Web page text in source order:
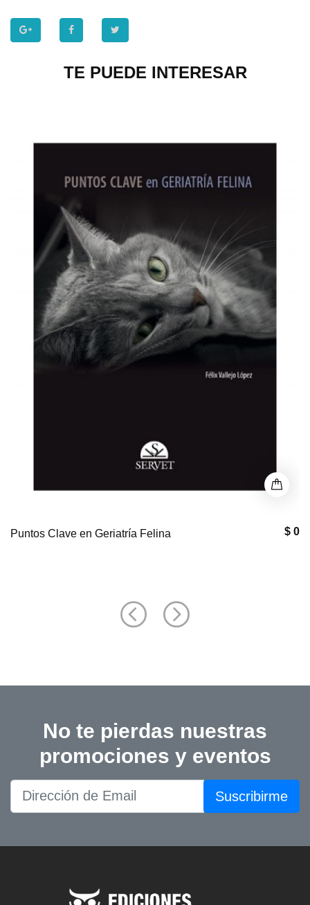
TE PUEDE INTERESAR
$ 0
Puntos Clave en Geriatría Felina
No te pierdas nuestras
promociones y eventos
Suscribirme